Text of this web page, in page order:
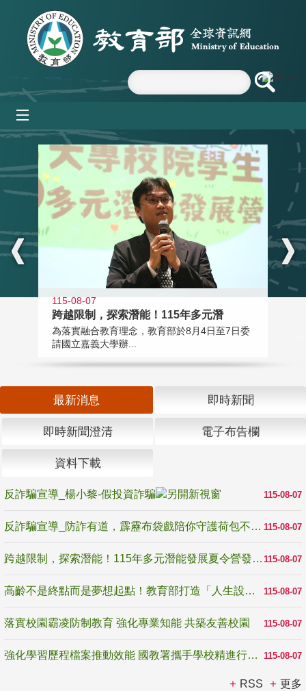
跳到主要內容區塊
:::
115-08-07
跨越限制，探索潛能！115年多元潛
為落實融合教育理念，教育部於8月4日至7日委
請國立嘉義大學辦...
最新消息 即時新聞
即時新聞澄清 電子布告欄
資料下載
115-08-07
反詐騙宣導_楊小黎-假投資詐騙
115-08-07
反詐騙宣導_防詐有道，霹靂布袋戲陪你守護荷包不受騙
115-08-07
跨越限制，探索潛能！115年多元潛能發展夏令營發掘生命無限可能
115-08-07
高齡不是終點而是夢想起點！教育部打造「人生設計夢工場」 參展第3屆高齡健康產業博覽會
115-08-07
落實校園霸凌防制教育 強化專業知能 共築友善校園
115-08-07
強化學習歷程檔案推動效能 國教署攜手學校精進行政與教學支持
RSS 更多